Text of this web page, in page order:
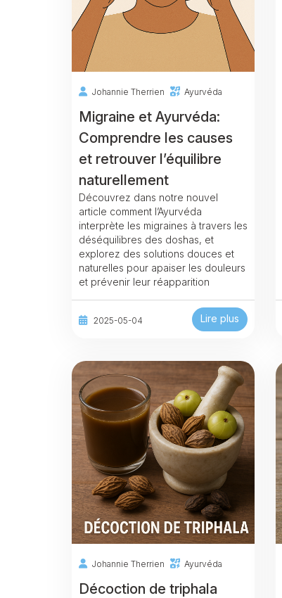
Johannie Therrien Ayurvéda
Migraine et Ayurvéda:
Comprendre les causes
et retrouver l’équilibre
naturellement
Découvrez dans notre nouvel
article comment l’Ayurvéda
interprète les migraines à travers les
déséquilibres des doshas, et
explorez des solutions douces et
naturelles pour apaiser les douleurs
et prévenir leur réapparition
2025-05-04 Lire plus
Johannie Therrien Ayurvéda
Décoction de triphala